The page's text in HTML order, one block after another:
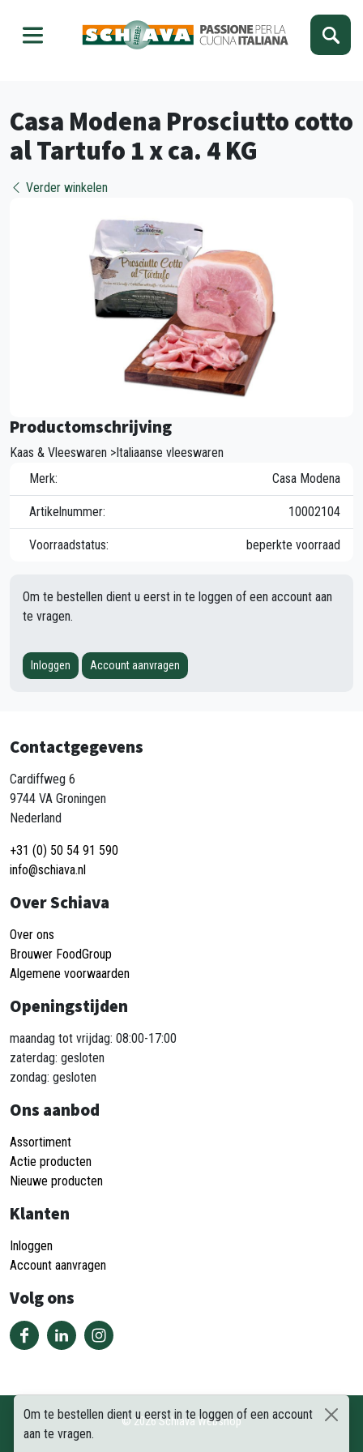
Casa Modena Prosciutto cotto
al Tartufo 1 x ca. 4 KG
Verder winkelen
Productomschrijving
Kaas & Vleeswaren >Italiaanse vleeswaren
Merk:
Casa Modena
Artikelnummer: 10002104
Voorraadstatus: beperkte voorraad
Om te bestellen dient u eerst in te loggen of een account aan
te vragen.
Inloggen Account aanvragen
Om te bestellen dient u eerst in te loggen of een account
aan te vragen.
Contactgegevens
Cardiffweg 6
9744 VA Groningen
Nederland
+31 (0) 50 54 91 590
info@schiava.nl
Over Schiava
Over ons
Brouwer FoodGroup
Algemene voorwaarden
Openingstijden
maandag tot vrijdag: 08:00-17:00
zaterdag: gesloten
zondag: gesloten
Ons aanbod
Assortiment
Actie producten
Nieuwe producten
Klanten
Inloggen
Account aanvragen
Volg ons
©2026Schiava Webshop